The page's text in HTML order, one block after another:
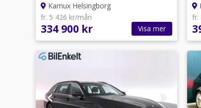
Kamux Helsingborg
fr. 5 426 kr/mån
334 900 kr Visa mer
fr.